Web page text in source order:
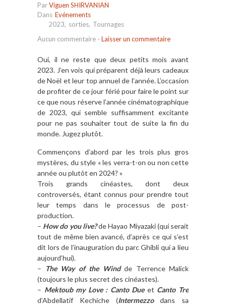
ParViguen SHIRVANIAN
Dans Evénements
2023, sorties, Tournages
Aucun commentaire - Laisser un commentaire
Oui, il ne reste que deux petits mois avant
2023. J’en vois qui préparent déjà leurs cadeaux
de Noël et leur top annuel de l’année. L’occasion
de profiter de ce jour férié pour faire le point sur
ce que nous réserve l’année cinématographique
de 2023, qui semble suffisamment excitante
pour ne pas souhaiter tout de suite la fin du
monde. Jugez plutôt.
Commençons d’abord par les trois plus gros
mystères, du style « les verra-t-on ou non cette
année ou plutôt en 2024? »
Trois grands cinéastes, dont deux
controversés, étant connus pour prendre tout
leur temps dans le processus de post-
production.
– How do you live?de Hayao Miyazaki (qui serait
tout de même bien avancé, d’après ce qui s’est
dit lors de l’inauguration du parc Ghibli qui a lieu
aujourd’hui).
–
The Way of the Windde Terrence Malick
(toujours le plus secret des cinéastes).
– Mektoub my Love : Canto Dueet Canto Tre
d’Abdellatif Kechiche (Intermezzodans sa